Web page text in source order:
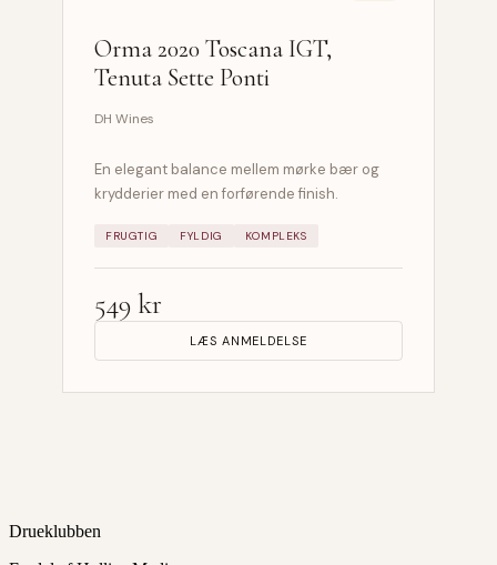
Orma 2020 Toscana IGT,
Tenuta Sette Ponti
DH Wines
En elegant balance mellem mørke bær og
krydderier med en forførende finish.
FRUGTIG FYLDIG KOMPLEKS
549 kr
LÆS ANMELDELSE
Drueklubben